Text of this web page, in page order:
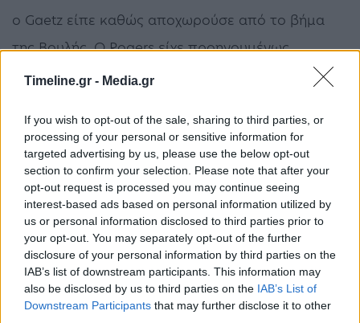
Timeline.gr - Media.gr
If you wish to opt-out of the sale, sharing to third parties, or
processing of your personal or sensitive information for
targeted advertising by us, please use the below opt-out
section to confirm your selection. Please note that after your
opt-out request is processed you may continue seeing
interest-based ads based on personal information utilized by
us or personal information disclosed to third parties prior to
your opt-out. You may separately opt-out of the further
disclosure of your personal information by third parties on the
IAB’s list of downstream participants. This information may
also be disclosed by us to third parties on the IAB’s List of
Downstream Participants that may further disclose it to other
ο Gaetz είπε καθώς αποχωρούσε από το βήμα
της Βουλής. Ο Rogers είχε προηγουμένως
«υποσχεθεί» να απαγορεύσει σε όποιον
Μακάρθι για πρόεδρο, να συμμετέχει σε
επιτροπές.
Η ένταση στην Βουλή των Αντιπροσώπων συνέβη,
αφού οι Ρεπουμπλικάνοι που αναμένεται να
ηγηθούν των επιτροπών της Βουλής των
Αντιπροσώπων για την άμυνα και την εσωτερική
ασφάλεια εξέδωσαν κοινή δήλωση στην οποία